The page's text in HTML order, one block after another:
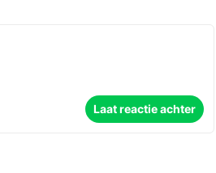
Laat reactie achter